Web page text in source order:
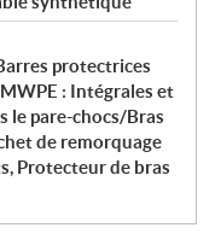
protectrices
: Intégrales et
le pare-chocs/Bras
de remorquage
Protecteur de bras